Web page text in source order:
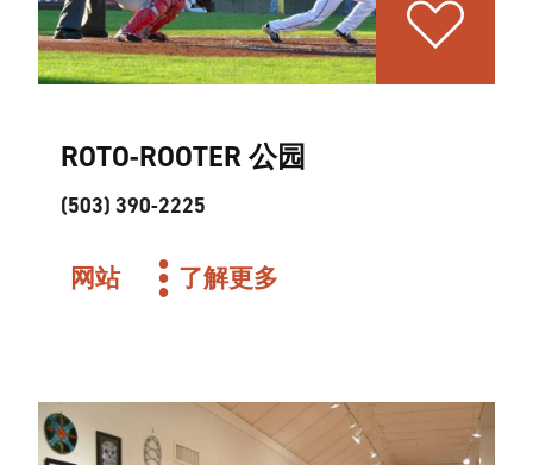
ROTO-ROOTER 公园
(503) 390-2225
网站 了解更多